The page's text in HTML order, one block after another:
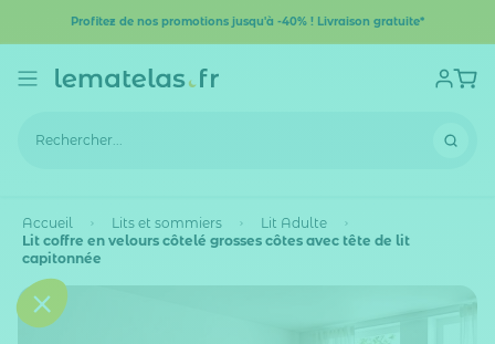
Profitez de nos promotions jusqu'à -40% ! Livraison gratuite*
Accueil Lits et sommiers
Lit Adulte
Lit coffre en velours côtelé grosses côtes avec tête de lit
capitonnée